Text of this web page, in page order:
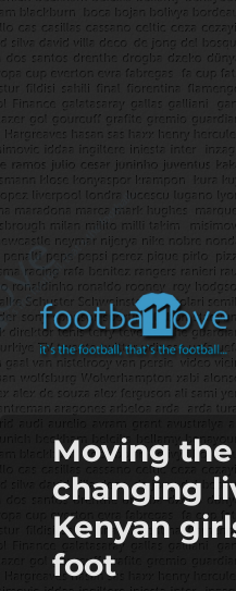
footbaLLove
Moving
changing
Kenyan
foot